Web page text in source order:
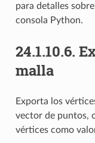
para detalles
consola Python.
24.1.10.6.
malla
Exporta los
vector de puntos,
vértices como